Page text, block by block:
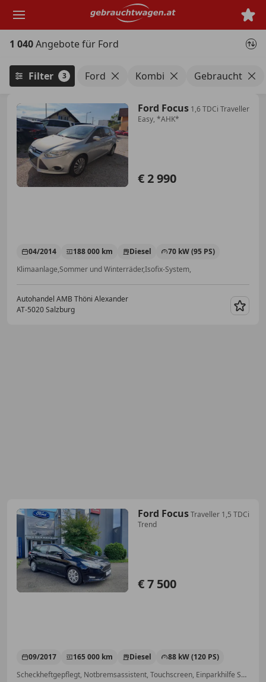
Hauptinhalt
1 040Angebote für Ford
Filter 3 Ford Kombi Gebraucht
Ford Focus 1,6 TDCi Traveller
Easy, *AHK*
€ 2 990
04/2014 188 000 km Diesel
70 kW (95 PS)
Klimaanlage,Sommer und Winterräder,Isofix-System,
Autohandel AMB Thöni Alexander
AT-5020 Salzburg
Ford FocusTraveller 1,5 TDCi
Trend
€ 7 500
09/2017 165 000 km Diesel
88 kW (120 PS)
Scheckheftgepflegt, Notbremsassistent, Touchscreen, Einparkhilfe Sensoren vorne, Einparkhilfe Sensoren hinten, 2-Zonen-Klimaautomatik, Multifunktionslenkrad, Navigationssystem